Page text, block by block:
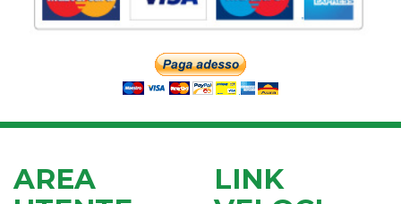
AREA
LINK